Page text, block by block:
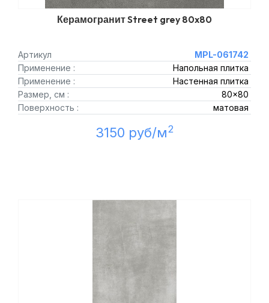
Керамогранит Street grey 80x80
Артикул
MPL-061742
Применение :
Напольная плитка
Применение :
Настенная плитка
Размер, см :
80x80
Поверхность :
матовая
3150 руб/м2